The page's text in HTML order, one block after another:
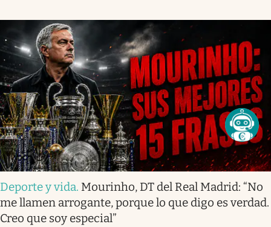
Deporte y vida. Mourinho, DT del Real Madrid: “No
me llamen arrogante, porque lo que digo es verdad.
Creo que soy especial”